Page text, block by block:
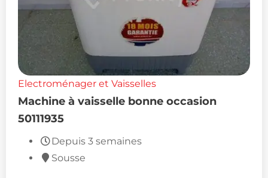
Electroménager et Vaisselles
Machine à vaisselle bonne occasion
50111935
Depuis 3 semaines
Sousse